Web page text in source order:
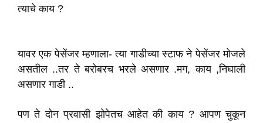
त्याचे काय ?
यावर एक पेसेंजर म्हणाला- त्या गाडीच्या स्टाफ ने पेसेंजर मोजले
असतील ..तर ते बरोबरच भरले असणार .मग, काय ,निघाली
असणार गाडी ..
पण ते दोन प्रवासी झोपेतच आहेत की काय ? आपण चुकून